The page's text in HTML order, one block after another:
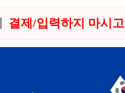
결제/입력하지 마시고